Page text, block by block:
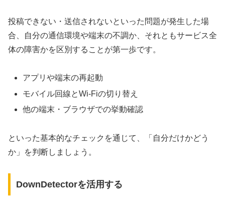
投稿できない・送信されないといった問題が発生した場
合、自分の通信環境や端末の不調か、それともサービス全
体の障害かを区別することが第一歩です。
アプリや端末の再起動
モバイル回線とWi-Fiの切り替え
他の端末・ブラウザでの挙動確認
といった基本的なチェックを通じて、「自分だけかどう
か」を判断しましょう。
DownDetectorを活用する